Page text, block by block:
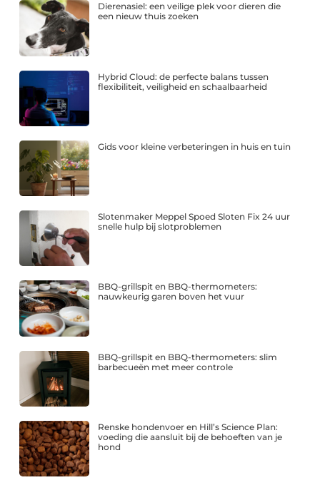
Dierenasiel: een veilige plek voor dieren die
een nieuw thuis zoeken
Hybrid Cloud: de perfecte balans tussen
flexibiliteit, veiligheid en schaalbaarheid
Gids voor kleine verbeteringen in huis en tuin
Slotenmaker Meppel Spoed Sloten Fix 24 uur
snelle hulp bij slotproblemen
BBQ-grillspit en BBQ-thermometers:
nauwkeurig garen boven het vuur
BBQ-grillspit en BBQ-thermometers: slim
barbecueën met meer controle
Renske hondenvoer en Hill’s Science Plan:
voeding die aansluit bij de behoeften van je
hond